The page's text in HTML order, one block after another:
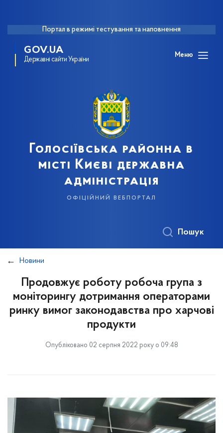
Портал в режимі тестування та наповнення
GOV.UA
Державні сайти України
Меню
Голосіївська районна в
місті Києві державна
адміністрація
офіційний вебпортал
Пошук
Новини
Продовжує роботу робоча група з
моніторингу дотримання операторами
ринку вимог законодавства про харчові
продукти
Опубліковано 02 серпня 2022 року о 09:48